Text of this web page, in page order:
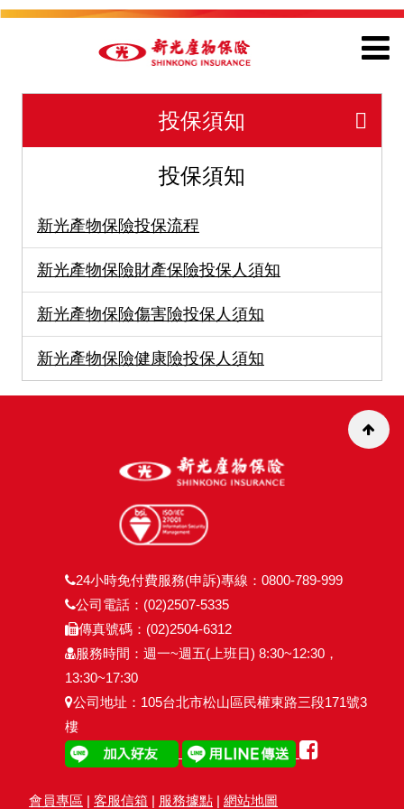
投保須知
投保須知
新光產物保險投保流程
新光產物保險財產保險投保人須知
新光產物保險傷害險投保人須知
新光產物保險健康險投保人須知
24小時免付費服務(申訴)專線：0800-789-999
公司電話：(02)2507-5335
傳真號碼：(02)2504-6312
服務時間：週一~週五(上班日) 8:30~12:30，
13:30~17:30
公司地址：105台北市松山區民權東路三段171號3
樓
會員專區 | 客服信箱 | 服務據點 | 網站地圖